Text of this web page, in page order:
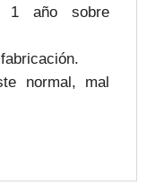
1 año sobre
normal, mal